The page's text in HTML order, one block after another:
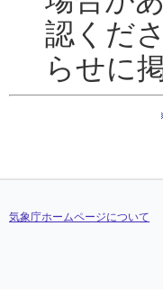
認くだ
らせに
気象庁ホームページについて